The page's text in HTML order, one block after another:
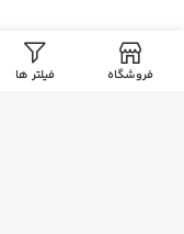
فروشگاه فیلتر ها